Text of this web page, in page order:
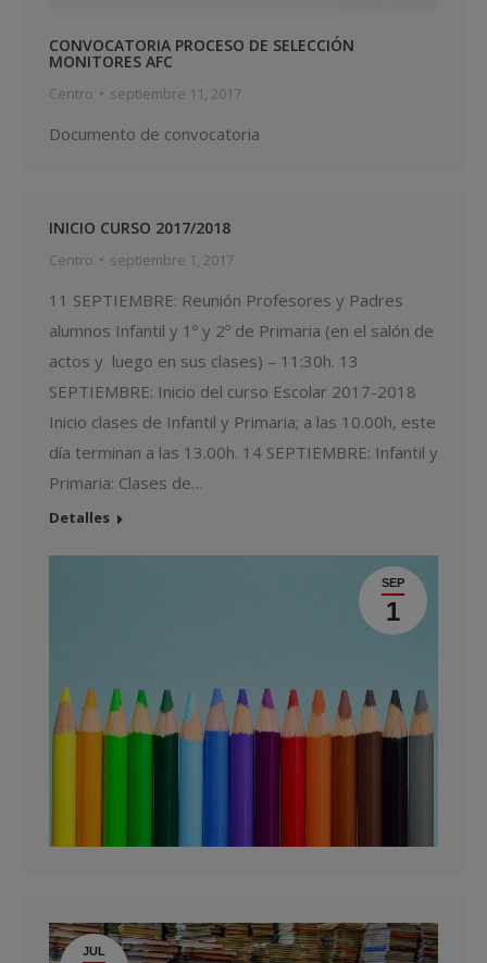
CONVOCATORIA PROCESO DE SELECCIÓN
MONITORES AFC
Centro septiembre 11, 2017
Documento de convocatoria
INICIO CURSO 2017/2018
Centro septiembre 1, 2017
11 SEPTIEMBRE: Reunión Profesores y Padres
alumnos Infantil y 1º y 2º de Primaria (en el salón de
actos y luego en sus clases) – 11:30h. 13
SEPTIEMBRE: Inicio del curso Escolar 2017-2018
Inicio clases de Infantil y Primaria; a las 10.00h, este
día terminan a las 13.00h. 14 SEPTIEMBRE: Infantil y
Primaria: Clases de…
Detalles
SEP
1
JUL